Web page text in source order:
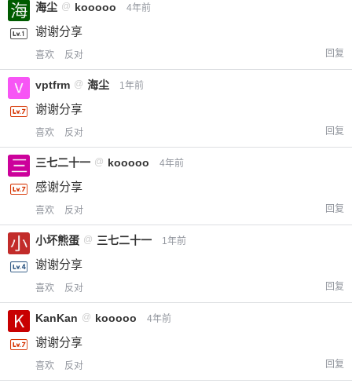
海尘 @ kooooo 4年前
谢谢分享
喜欢 反对 回复
vptfrm @ 海尘 1年前
谢谢分享
喜欢 反对 回复
三七二十一 @ kooooo 4年前
感谢分享
喜欢 反对 回复
小坏熊蛋 @ 三七二十一 1年前
谢谢分享
喜欢 反对 回复
KanKan @ kooooo 4年前
谢谢分享
喜欢 反对 回复